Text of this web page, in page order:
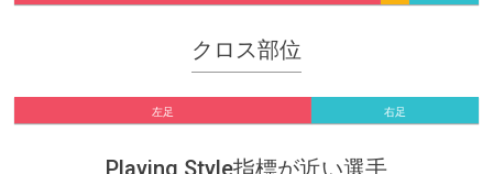
クロス部位
左足 右足
Playing Style指標が近い選手